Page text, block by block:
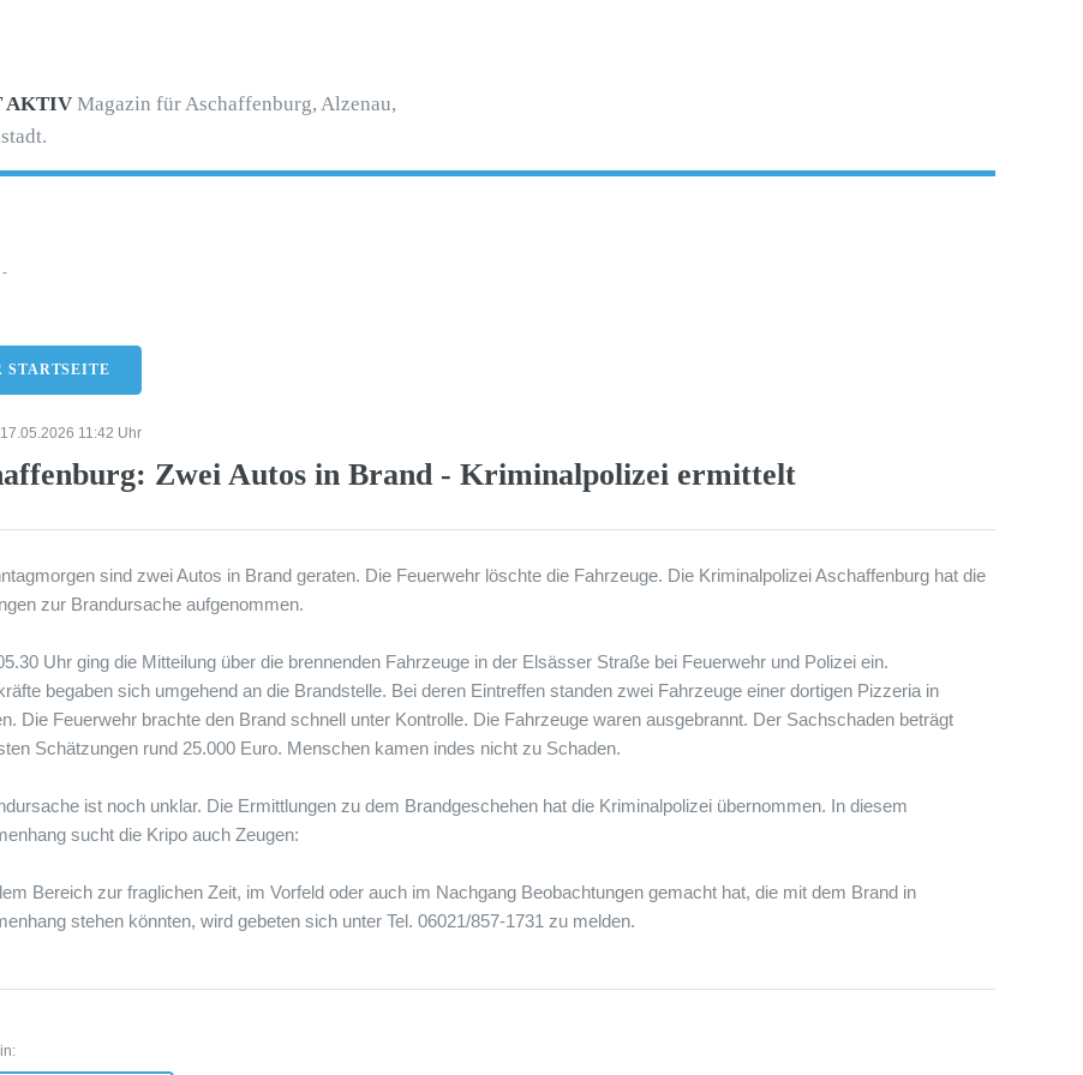
AKTIV Magazin für Aschaffenburg, Alzenau,
-
STARTSEITE
11:42 Uhr
Zwei Autos in Brand - Kriminalpolizei ermittelt
sind zwei Autos in Brand geraten. Die Feuerwehr löschte die Fahrzeuge. Die Kriminalpolizei Aschaffenburg hat die
zur Brandursache aufgenommen.
Uhr ging die Mitteilung über die brennenden Fahrzeuge in der Elsässer Straße bei Feuerwehr und Polizei ein.
begaben sich umgehend an die Brandstelle. Bei deren Eintreffen standen zwei Fahrzeuge einer dortigen Pizzeria in
Die Feuerwehr brachte den Brand schnell unter Kontrolle. Die Fahrzeuge waren ausgebrannt. Der Sachschaden beträgt
Schätzungen rund 25.000 Euro. Menschen kamen indes nicht zu Schaden.
ist noch unklar. Die Ermittlungen zu dem Brandgeschehen hat die Kriminalpolizei übernommen. In diesem
sucht die Kripo auch Zeugen:
Bereich zur fraglichen Zeit, im Vorfeld oder auch im Nachgang Beobachtungen gemacht hat, die mit dem Brand in
stehen könnten, wird gebeten sich unter Tel. 06021/857-1731 zu melden.